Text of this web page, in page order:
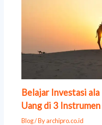
Belajar Investasi
Uang di 3 Instrumen
Blog/ Byarchipro.co.id